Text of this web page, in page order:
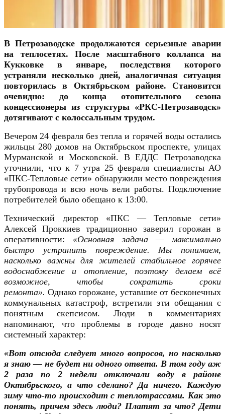
В Петрозаводске продолжаются серьезные аварии
на теплосетях. После масштабного коллапса на
Кукковке в январе, последствия которого
устраняли несколько дней, аналогичная ситуация
повторилась в Октябрьском районе. Становится
очевидно: до конца отопительного сезона
концессионеры из структуры «РКС-Петрозаводск»
дотягивают с колоссальным трудом.
Вечером 24 февраля без тепла и горячей воды остались
жильцы 280 домов на Октябрьском проспекте, улицах
Мурманской и Московской. В ЕДДС Петрозаводска
уточнили, что к 7 утра 25 февраля специалисты АО
«ПКС-Тепловые сети» обнаружили место повреждения
трубопровода и всю ночь вели работы. Подключение
потребителей было обещано к 13:00.
Технический директор «ПКС — Тепловые сети»
Алексей Проккиев традиционно заверил горожан в
оперативности: «Основная задача — максимально
быстро устранить повреждение. Мы понимаем,
насколько важны для жителей стабильное горячее
водоснабжение и отопление, поэтому делаем всё
возможное, чтобы сократить сроки
ремонта». Однако горожане, уставшие от бесконечных
коммунальных катастроф, встретили эти обещания с
понятным скепсисом. Люди в комментариях
напоминают, что проблемы в городе давно носят
системный характер:
«Вот отсюда следует много вопросов, но насколько
я знаю — не будет ни одного ответа. В том году аж
2 раза по 2 недели отключали воду в районе
Октябрьского, а что сделано? Да ничего. Каждую
зиму что-то происходит с теплотрассами. Как это
понять, причем здесь люди? Платят за что? Дети